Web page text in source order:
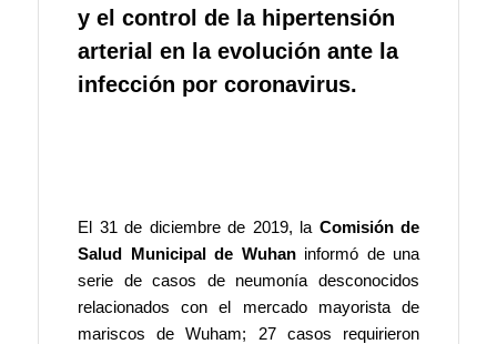
y el control de la hipertensión
arterial en la evolución ante la
infección por coronavirus.
El 31 de diciembre de 2019, la Comisión de
Salud Municipal de Wuhaninformó de una
serie de casos de neumonía desconocidos
relacionados con el mercado mayorista de
mariscos de Wuham; 27 casos requirieron